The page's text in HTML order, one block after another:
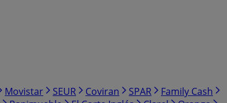
Movistar SEUR Coviran SPAR
Family Cash